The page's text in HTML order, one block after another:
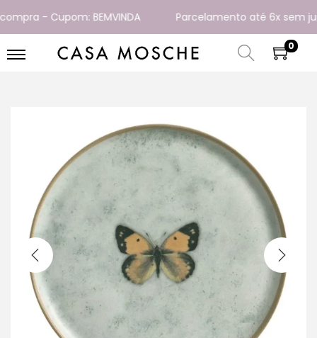
- Cupom: BEMVINDA Parcelamento até 6x sem juros
0